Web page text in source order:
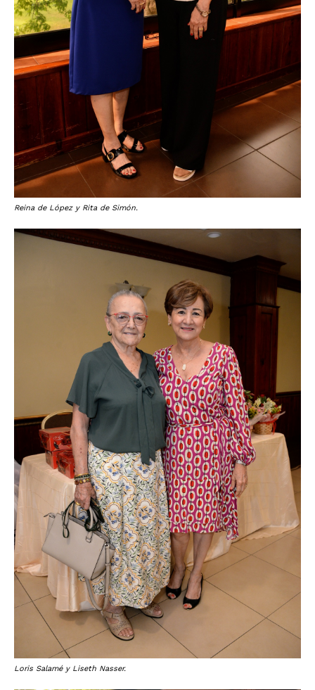
Reina de López y Rita de Simón.
Loris Salamé y Liseth Nasser.